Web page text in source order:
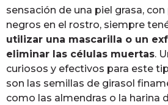
sensación de una piel grasa,
negros en el rostro, siempre
utilizar una mascarilla o un
eliminar las células muertas.
curiosos y efectivos para este
son las semillas de girasol
como las almendras o la harina